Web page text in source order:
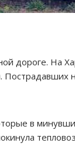
дороге. На
Пострадавших
в